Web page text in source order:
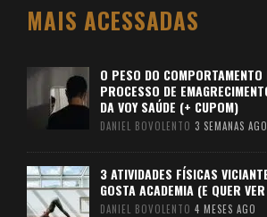
MAIS ACESSADAS
O PESO DO
PROCESSO DE
DA VOY SAÚDE (+ CUPOM)
DANIEL BOVOLENTO 3 SEMANAS AGO
3 ATIVIDADES FÍSICAS
GOSTA ACADEMIA (E QUER
DANIEL BOVOLENTO 4 MESES AGO